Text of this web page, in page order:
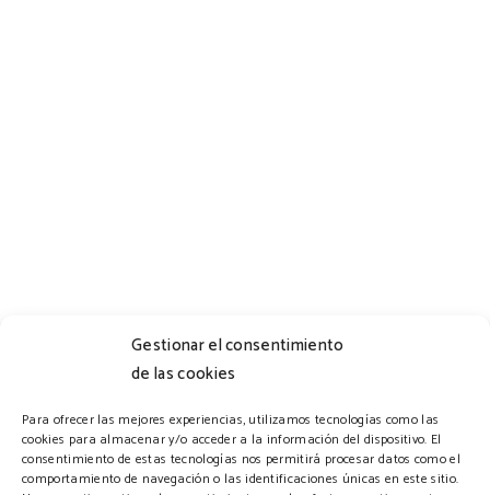
Gestionar el consentimiento
de las cookies
Para ofrecer las mejores experiencias, utilizamos tecnologías como las
cookies para almacenar y/o acceder a la información del dispositivo. El
consentimiento de estas tecnologías nos permitirá procesar datos como el
comportamiento de navegación o las identificaciones únicas en este sitio.
Horario